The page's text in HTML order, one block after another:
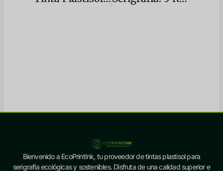
Bienvenido a EcoPrintInk, tu proveedor de tintas plastisol para
serigrafía ecológicas y sostenibles. Disfruta de una calidad superior e